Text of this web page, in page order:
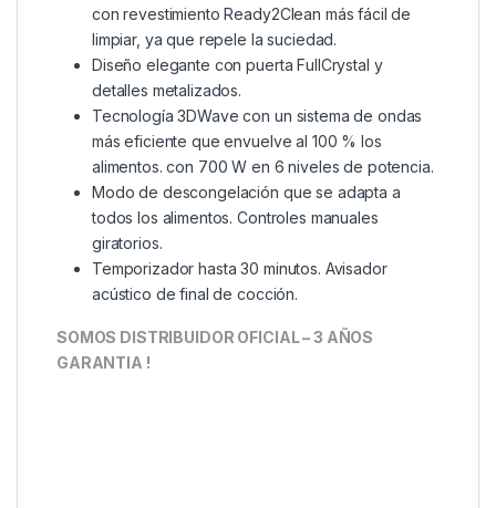
con revestimiento Ready2Clean más fácil de
limpiar, ya que repele la suciedad.
Diseño elegante con puerta FullCrystal y
detalles metalizados.
Tecnología 3DWave con un sistema de ondas
más eficiente que envuelve al 100 % los
alimentos. con 700 W en 6 niveles de potencia.
Modo de descongelación que se adapta a
todos los alimentos. Controles manuales
giratorios.
Temporizador hasta 30 minutos. Avisador
acústico de final de cocción.
SOMOS DISTRIBUIDOR OFICIAL – 3 AÑOS
GARANTIA !